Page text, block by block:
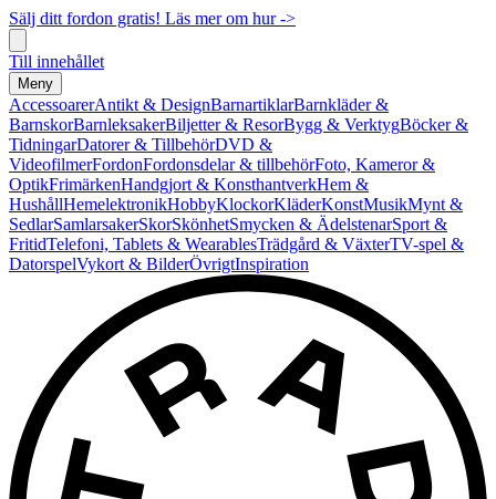
Sälj ditt fordon gratis! Läs mer om hur ->
Till innehållet
Meny
AccessoarerAntikt & DesignBarnartiklarBarnkläder &
BarnskorBarnleksakerBiljetter & ResorBygg & VerktygBöcker &
TidningarDatorer & TillbehörDVD &
VideofilmerFordonFordonsdelar & tillbehörFoto, Kameror &
OptikFrimärkenHandgjort & KonsthantverkHem &
HushållHemelektronikHobbyKlockorKläderKonstMusikMynt &
SedlarSamlarsakerSkorSkönhetSmycken & ÄdelstenarSport &
FritidTelefoni, Tablets & WearablesTrädgård & VäxterTV-spel &
DatorspelVykort & BilderÖvrigtInspiration